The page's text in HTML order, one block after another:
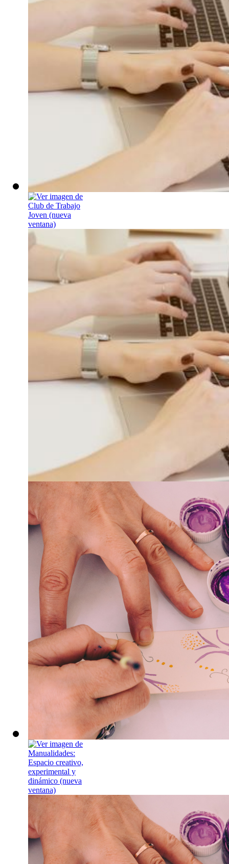
Club de
Espacio grupal
Lunes, 21 de
Sesión grupal
estrategias para
!INSCRÍBETE!
Manualidades:
experimental y